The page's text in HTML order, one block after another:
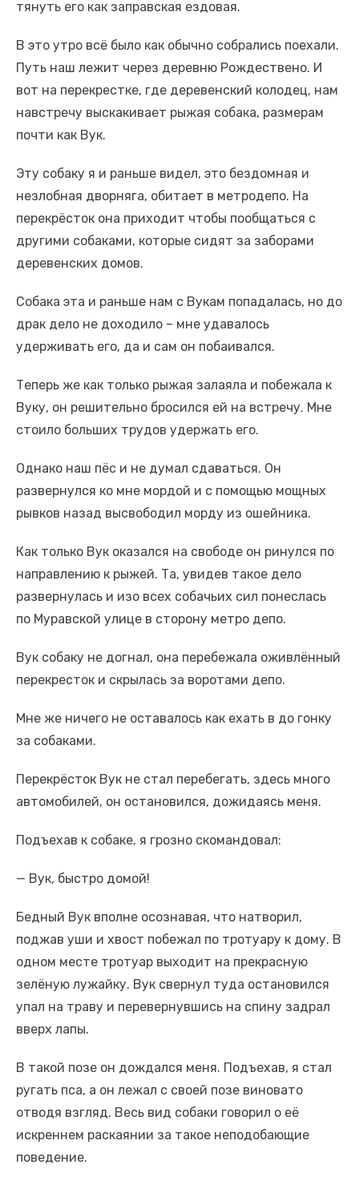
тянуть его как заправская ездовая.
В это утро всё было как обычно собрались поехали.
Путь наш лежит через деревню Рождествено. И
вот на перекрестке, где деревенский колодец, нам
навстречу выскакивает рыжая собака, размерам
почти как Вук.
Эту собаку я и раньше видел, это бездомная и
незлобная дворняга, обитает в метродепо. На
перекрёсток она приходит чтобы пообщаться с
другими собаками, которые сидят за заборами
деревенских домов.
Собака эта и раньше нам с Вукам попадалась, но до
драк дело не доходило – мне удавалось
удерживать его, да и сам он побаивался.
Теперь же как только рыжая залаяла и побежала к
Вуку, он решительно бросился ей на встречу. Мне
стоило больших трудов удержать его.
Однако наш пёс и не думал сдаваться. Он
развернулся ко мне мордой и с помощью мощных
рывков назад высвободил морду из ошейника.
Как только Вук оказался на свободе он ринулся по
направлению к рыжей. Та, увидев такое дело
развернулась и изо всех собачьих сил понеслась
по Муравской улице в сторону метро депо.
Вук собаку не догнал, она перебежала оживлённый
перекресток и скрылась за воротами депо.
Мне же ничего не оставалось как ехать в до гонку
за собаками.
Перекрёсток Вук не стал перебегать, здесь много
автомобилей, он остановился, дожидаясь меня.
Подъехав к собаке, я грозно скомандовал:
— Вук, быстро домой!
Бедный Вук вполне осознавая, что натворил,
поджав уши и хвост побежал по тротуару к дому. В
одном месте тротуар выходит на прекрасную
зелёную лужайку. Вук свернул туда остановился
упал на траву и перевернувшись на спину задрал
вверх лапы.
В такой позе он дождался меня. Подъехав, я стал
ругать пса, а он лежал с своей позе виновато
отводя взгляд. Весь вид собаки говорил о её
искреннем раскаянии за такое неподобающие
поведение.